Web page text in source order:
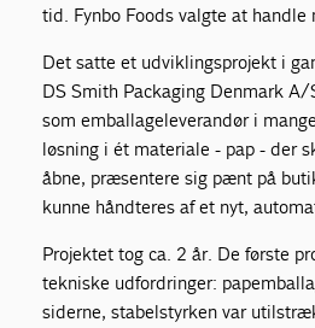
tid. Fynbo Foods valgte at
Det satte et udviklingsprojekt i
DS Smith Packaging Denmark
som emballageleverandør i
løsning i ét materiale - pap - der
åbne, præsentere sig pænt på
kunne håndteres af et nyt,
Projektet tog ca. 2 år. De første
tekniske udfordringer:
siderne, stabelstyrken var